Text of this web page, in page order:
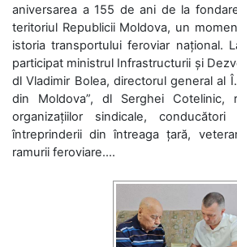
aniversarea a 155 de ani de la
teritoriul Republicii Moldova, un
istoria transportului feroviar național.
participat ministrul Infrastructurii și
dl Vladimir Bolea, directorul general al
din Moldova”, dl Serghei Cotelinic,
organizațiilor sindicale, conducători
întreprinderii din întreaga țară,
ramurii feroviare....